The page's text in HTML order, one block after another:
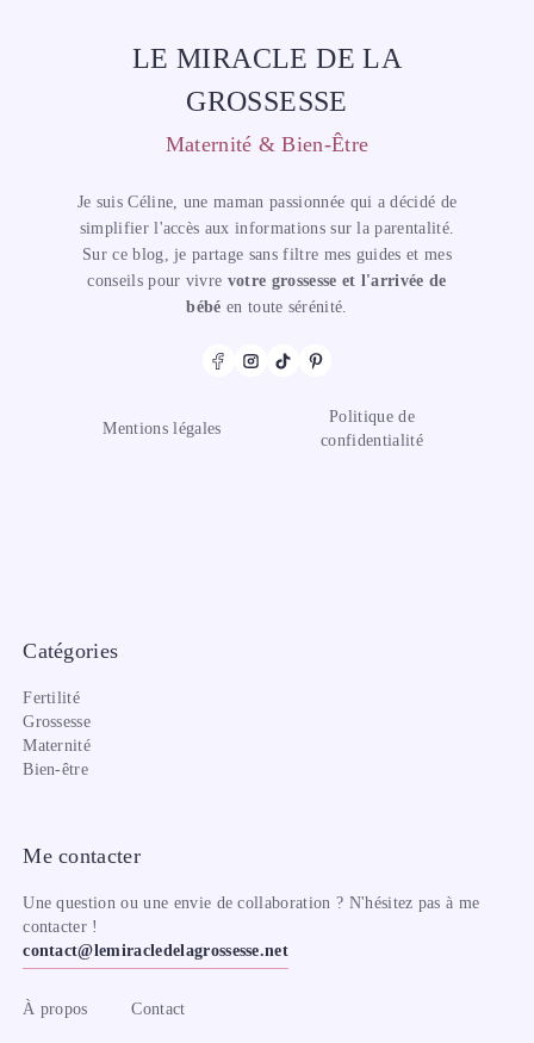
LE MIRACLE DE LA
GROSSESSE
Maternité & Bien-Être
Je suis Céline, une maman passionnée qui a décidé de
simplifier l'accès aux informations sur la parentalité.
Sur ce blog, je partage sans filtre mes guides et mes
conseils pour vivre votre grossesse et l'arrivée de
bébé en toute sérénité.
Mentions légales
Politique de
confidentialité
Catégories
Fertilité
Grossesse
Maternité
Bien-être
Me contacter
Une question ou une envie de collaboration ? N'hésitez pas à me
contacter !
contact@lemiracledelagrossesse.net
À propos Contact